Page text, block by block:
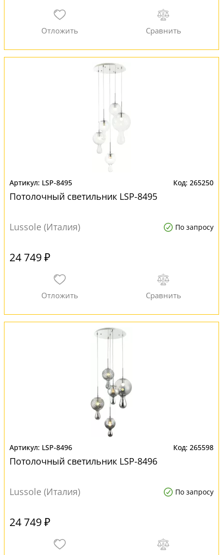
LSP-8495 265250
Потолочный светильник LSP-8495
Lussole (Италия) По запросу
24 749 ₽
LSP-8496 265598
Потолочный светильник LSP-8496
Lussole (Италия) По запросу
24 749 ₽